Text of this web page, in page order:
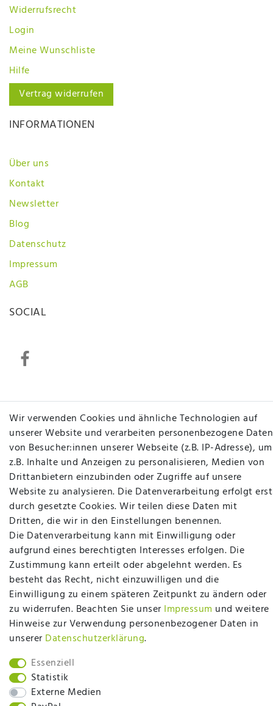
Widerrufsrecht
Login
Meine Wunschliste
Hilfe
Vertrag widerrufen
INFORMATIONEN
Über uns
Kontakt
Newsletter
Blog
Datenschutz
Impressum
AGB
SOCIAL
Matratzen, Bettwaren & mehr in Ibbenbüren. Sie
möchten richtig gut schlafen, legen Wert auf
qualitativ hochwertige Produkte und eine solide
Fachberatung für Matratzen und andere
Bettwaren? Dann sind Sie bei uns genau richtig.
Ob online oder vor Ort im Fachgeschäft in
Ibbenbüren - wir beraten Sie gerne!
Mehr erfahren
Wir verwenden Cookies und ähnliche Technologien auf
unserer Website und verarbeiten personenbezogene Daten
von Besucher:innen unserer Webseite (z.B. IP-Adresse), um
z.B. Inhalte und Anzeigen zu personalisieren, Medien von
Drittanbietern einzubinden oder Zugriffe auf unsere
Website zu analysieren. Die Datenverarbeitung erfolgt erst
durch gesetzte Cookies. Wir teilen diese Daten mit
Dritten, die wir in den Einstellungen benennen.
Die Datenverarbeitung kann mit Einwilligung oder
aufgrund eines berechtigten Interesses erfolgen. Die
Zustimmung kann erteilt oder abgelehnt werden. Es
besteht das Recht, nicht einzuwilligen und die
Einwilligung zu einem späteren Zeitpunkt zu ändern oder
zu widerrufen. Beachten Sie unser Impressum und weitere
Hinweise zur Verwendung personenbezogener Daten in
unserer Daten­schutz­erklärung.
Essenziell
Statistik
Externe Medien
plentymarkets Template von Plenty Lions